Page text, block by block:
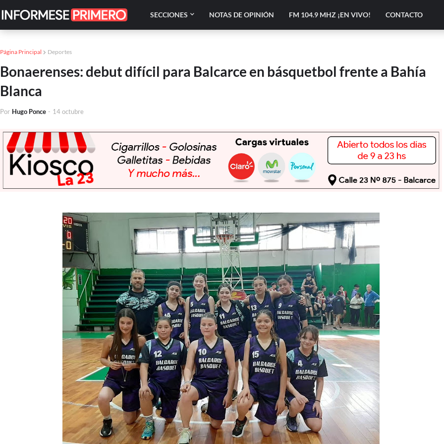
SECCIONES NOTAS DE OPINIÓN FM 104.9 MHZ ¡EN VIVO! CONTACTO
Página Principal Deportes
Bonaerenses: debut difícil para Balcarce en básquetbol frente a Bahía
Blanca
Por Hugo Ponce - 14 octubre